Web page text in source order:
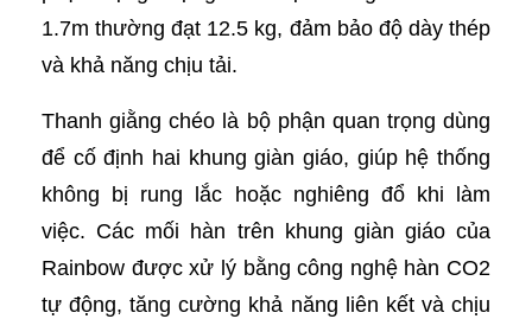
1.7m thường đạt 12.5 kg, đảm bảo độ dày thép
và khả năng chịu tải.
Thanh giằng chéo là bộ phận quan trọng dùng
để cố định hai khung giàn giáo, giúp hệ thống
không bị rung lắc hoặc nghiêng đổ khi làm
việc. Các mối hàn trên khung giàn giáo của
Rainbow được xử lý bằng công nghệ hàn CO2
tự động, tăng cường khả năng liên kết và chịu